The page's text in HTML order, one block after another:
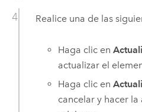
Realice una de las
Haga clic en
actualizar el
Haga clic en
cancelar y hacer